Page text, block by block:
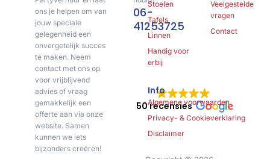
ons je helpen om van
jouw speciale
gelegenheid een
onvergetelijk succes
te maken. Neem
contact met ons op
voor vrijblijvend
advies of vraag
gemakkelijk een
offerte aan via onze
website. Samen
kunnen we iets
bijzonders creëren!
06-
41253725
50 recensies
Stoelen
Tafels
Linnen
Handig voor
erbij
Veelgestelde
vragen
Contact
Info
Algemene voorwaarden
Privacy- & Cookieverklaring
Disclaimer